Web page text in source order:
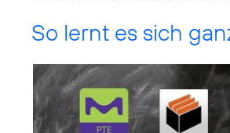
So lernt es sich